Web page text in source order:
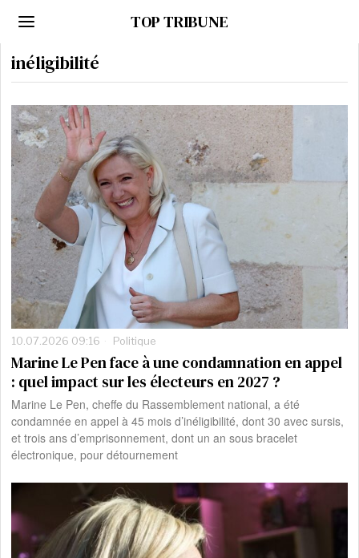
TOP TRIBUNE
inéligibilité
10.07.2026 09:16 Politique
Marine Le Pen face à une condamnation en appel
: quel impact sur les électeurs en 2027 ?
Marine Le Pen, cheffe du Rassemblement national, a été
condamnée en appel à 45 mois d’inéligibilité, dont 30 avec sursis,
et trois ans d’emprisonnement, dont un an sous bracelet
électronique, pour détournement